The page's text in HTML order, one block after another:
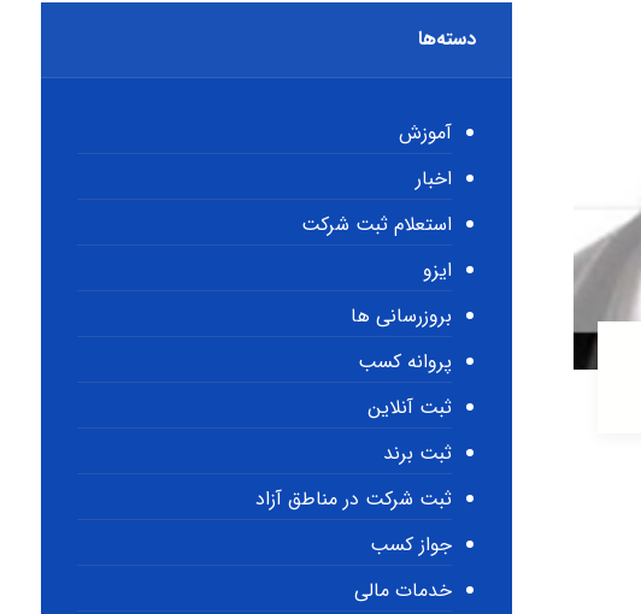
دسته‌ها
آموزش
اخبار
استعلام ثبت شرکت
ایزو
بروزرسانی ها
پروانه کسب
ثبت آنلاین
ثبت برند
ثبت شرکت در مناطق آزاد
جواز کسب
خدمات مالی